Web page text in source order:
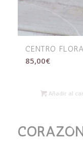
CENTRO
85,00€
Añadir al